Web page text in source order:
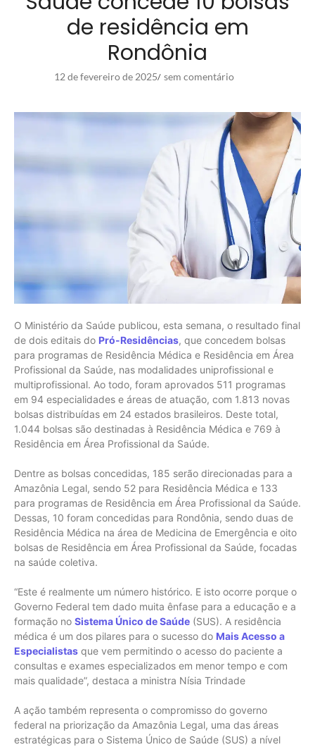
de residência em
Rondônia
12 de fevereiro de 2025/ sem comentário
O Ministério da Saúde publicou, esta semana, o resultado final
de dois editais do Pró-Residências, que concedem bolsas
para programas de Residência Médica e Residência em Área
Profissional da Saúde, nas modalidades uniprofissional e
multiprofissional. Ao todo, foram aprovados 511 programas
em 94 especialidades e áreas de atuação, com 1.813 novas
bolsas distribuídas em 24 estados brasileiros. Deste total,
1.044 bolsas são destinadas à Residência Médica e 769 à
Residência em Área Profissional da Saúde.
Dentre as bolsas concedidas, 185 serão direcionadas para a
Amazônia Legal, sendo 52 para Residência Médica e 133
para programas de Residência em Área Profissional da Saúde.
Dessas, 10 foram concedidas para Rondônia, sendo duas de
Residência Médica na área de Medicina de Emergência e oito
bolsas de Residência em Área Profissional da Saúde, focadas
na saúde coletiva.
“Este é realmente um número histórico. E isto ocorre porque o
Governo Federal tem dado muita ênfase para a educação e a
formação no Sistema Único de Saúde (SUS). A residência
médica é um dos pilares para o sucesso do Mais Acesso a
Especialistas que vem permitindo o acesso do paciente a
consultas e exames especializados em menor tempo e com
mais qualidade”, destaca a ministra Nísia Trindade
A ação também representa o compromisso do governo
federal na priorização da Amazônia Legal, uma das áreas
estratégicas para o Sistema Único de Saúde (SUS) a nível